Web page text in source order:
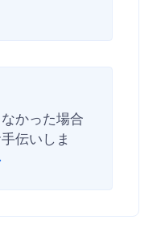
かった場合
伝いしま